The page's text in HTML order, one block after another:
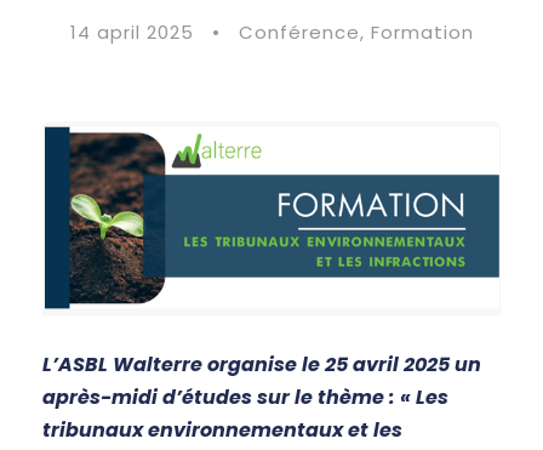
14 april 2025 • Conférence, Formation
L’ASBL Walterre organise le 25 avril 2025 un
après-midi d’études sur le thème : « Les
tribunaux environnementaux et les